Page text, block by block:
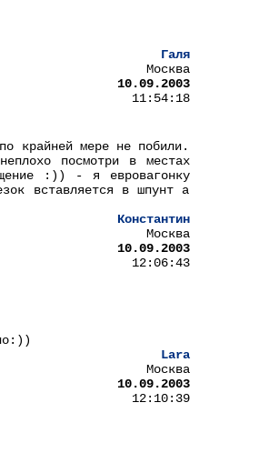
Галя
Москва
10.09.2003
11:54:18
крайней мере не побили.
посмотри в местах
:)) - я евровагонку
вставляется в шпунт а
Константин
Москва
10.09.2003
12:06:43
Lara
Москва
10.09.2003
12:10:39